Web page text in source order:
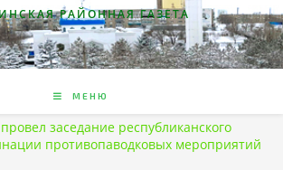
РАЙОННАЯ ГАЗЕТА
МЕНЮ
заседание республиканского
противопаводковых мероприятий